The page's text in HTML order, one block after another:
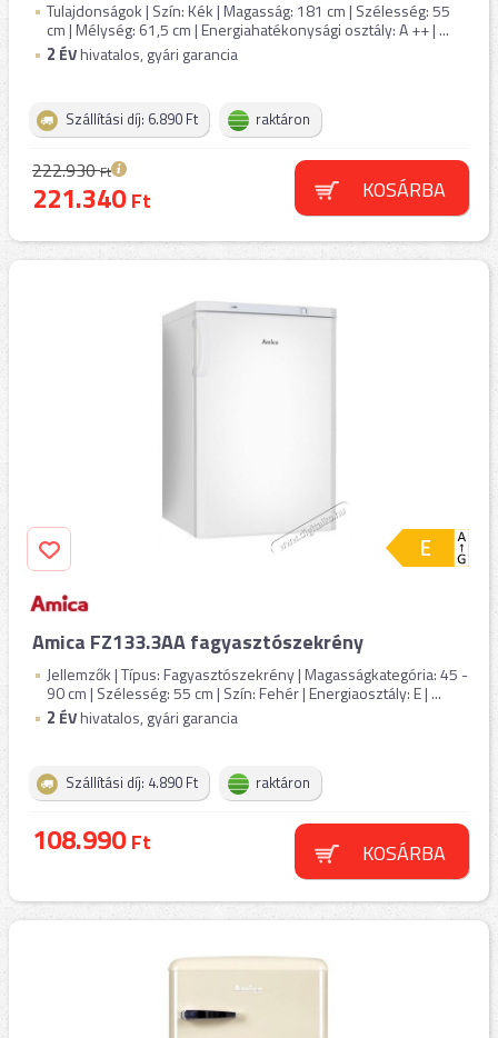
Tulajdonságok | Szín: Kék | Magasság: 181 cm | Szélesség: 55
cm | Mélység: 61,5 cm | Energiahatékonysági osztály: A ++ | ...
2 ÉVhivatalos, gyári garancia
Szállítási díj: 6.890 Ft raktáron
222.930Ft
221.340Ft KOSÁRBA
Amica FZ133.3AA fagyasztószekrény
Jellemzők | Típus: Fagyasztószekrény | Magasságkategória: 45 -
90 cm | Szélesség: 55 cm | Szín: Fehér | Energiaosztály: E | ...
2 ÉVhivatalos, gyári garancia
Szállítási díj: 4.890 Ft raktáron
108.990Ft KOSÁRBA